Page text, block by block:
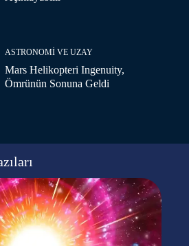
ASTRONOMI VE UZAY
Mars Helikopteri Ingenuity,
Ömrünün Sonuna Geldi